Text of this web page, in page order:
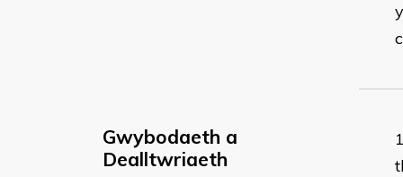
Gwybodaeth a
Dealltwriaeth